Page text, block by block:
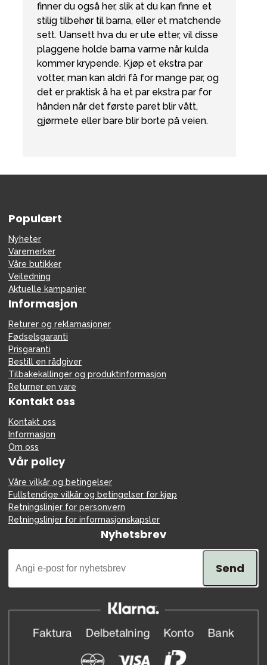
finner du også her, slik at du kan finne et
stilig tilbehør til barna, eller et matchende
sett. Uansett hva du er ute etter, vil disse
plaggene holde barna varme når kulda
kommer krypende. Kjøp et ekstra par
votter, man kan aldri få for mange par, og
det er praktisk å ha et par ekstra par for
hånden når det første paret blir vått,
gjørmete eller bare blir borte på veien.
Populært
Nyheter
Varemerker
Våre butikker
Veiledning
Aktuelle kampanjer
Informasjon
Returer og reklamasjoner
Fødselsgaranti
Prisgaranti
Bestill en rådgiver
Tilbakekallinger og produktinformasjon
Returner en vare
Kontakt oss
Kontakt oss
Informasjon
Om oss
Vår policy
Våre vilkår og betingelser
Fullstendige vilkår og betingelser for kjøp
Retningslinjer for personvern
Retningslinjer for informasjonskapsler
Nyhetsbrev
Send